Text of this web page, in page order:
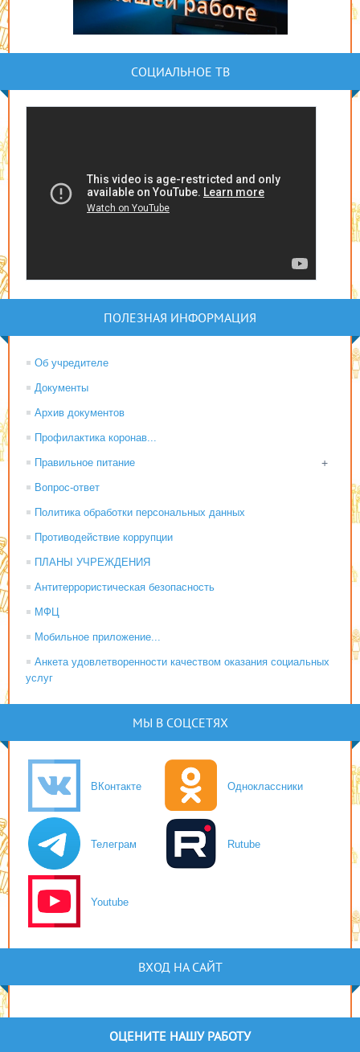
СОЦИАЛЬНОЕ ТВ
ПОЛЕЗНАЯ ИНФОРМАЦИЯ
Об учредителе
Документы
Архив документов
Профилактика коронав...
+
Правильное питание
Вопрос-ответ
Политика обработки персональных данных
Противодействие коррупции
ПЛАНЫ УЧРЕЖДЕНИЯ
Антитеррористическая безопасность
МФЦ
Мобильное приложение...
Анкета удовлетворенности качеством оказания социальных
услуг
МЫ В СОЦСЕТЯХ
ВКонтакте Одноклассники
Телеграм Rutube
Youtube
ВХОД НА САЙТ
ОЦЕНИТЕ НАШУ РАБОТУ